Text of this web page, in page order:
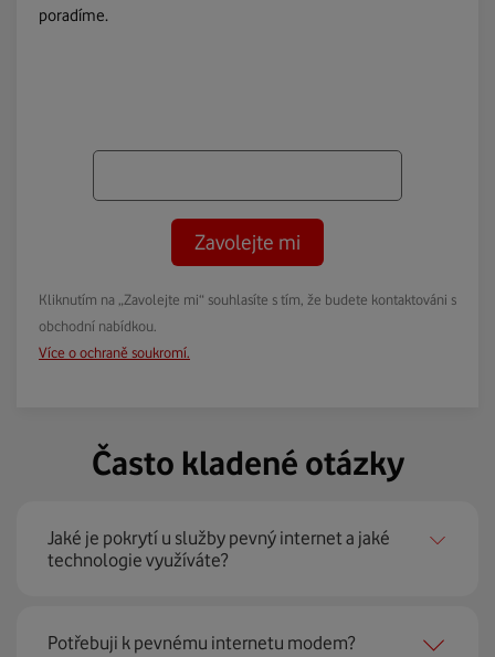
poradíme.
Zavolejte mi
Kliknutím na „Zavolejte mi“ souhlasíte s tím, že budete kontaktováni s
obchodní nabídkou.
Více o ochraně soukromí.
Často kladené otázky
Jaké je pokrytí u služby pevný internet a jaké
technologie využíváte?
Pevný internet můžeme nabídnout
Potřebuji k pevnému internetu modem?